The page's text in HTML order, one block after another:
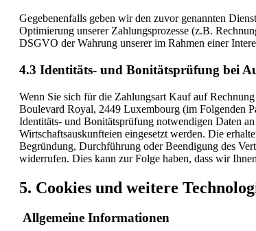
Gegebenenfalls geben wir den zuvor genannten
Optimierung unserer Zahlungsprozesse (z.B.
DSGVO der Wahrung unserer im Rahmen einer
4.3 Identitäts- und Bonitätsprüfung bei
Wenn Sie sich für die Zahlungsart Kauf auf
Boulevard Royal, 2449 Luxembourg (im Folgenden
Identitäts- und Bonitätsprüfung notwendigen Daten
Wirtschaftsauskunfteien eingesetzt werden. Die
Begründung, Durchführung oder Beendigung des
widerrufen. Dies kann zur Folge haben, dass wir
5. Cookies und weitere
Allgemeine Informationen